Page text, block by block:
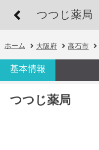
つつじ薬局
ホーム 大阪府 高石市
基本情報
つつじ薬局